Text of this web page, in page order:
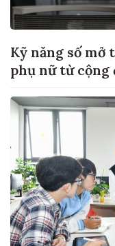
Kỹ năng số
phụ nữ từ cộng